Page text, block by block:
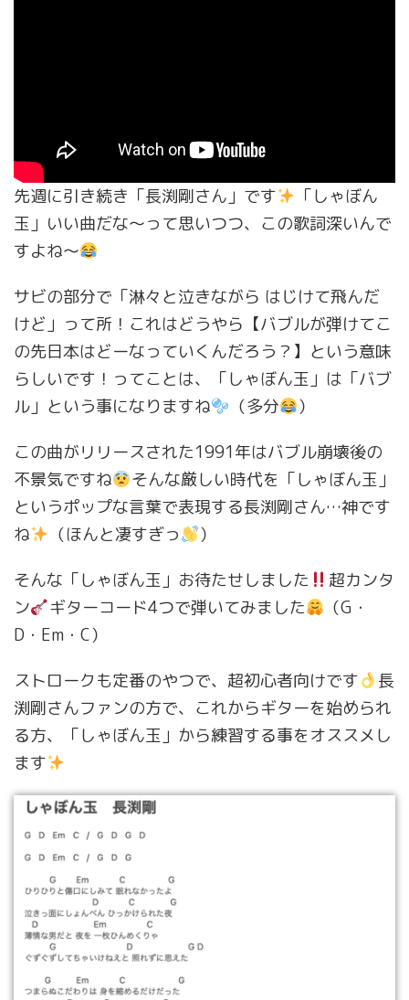
先週に引き続き「長渕剛さん」です
「しゃぼん
玉」いい曲だな〜って思いつつ、この歌詞深いんで
すよね〜
サビの部分で「淋々と泣きながら はじけて飛んだ
けど」って所！これはどうやら【バブルが弾けてこ
の先日本はどーなっていくんだろう？】という意味
らしいです！ってことは、「しゃぼん玉」は「バブ
ル」という事になりますね
（多分
）
この曲がリリースされた1991年はバブル崩壊後の
不景気ですね
そんな厳しい時代を「しゃぼん玉」
というポップな言葉で表現する長渕剛さん…神です
ね
（ほんと凄すぎっ
）
そんな「しゃぼん玉」お待たせしました
超カンタ
ン
ギターコード4つで弾いてみました
（G・
D・Em・C）
ストロークも定番のやつで、超初心者向けです
長
渕剛さんファンの方で、これからギターを始められ
る方、「しゃぼん玉」から練習する事をオススメし
ます